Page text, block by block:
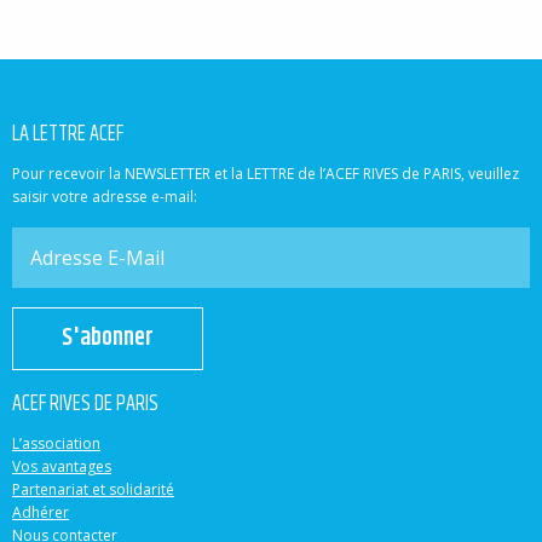
LA LETTRE ACEF
Pour recevoir la NEWSLETTER et la LETTRE de l’ACEF RIVES de PARIS, veuillez
saisir votre adresse e-mail:
S'abonner
ACEF RIVES DE PARIS
L’association
Vos avantages
Partenariat et solidarité
Adhérer
Nous contacter